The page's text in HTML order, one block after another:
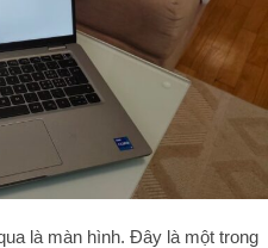
là màn hình. Đây là một trong